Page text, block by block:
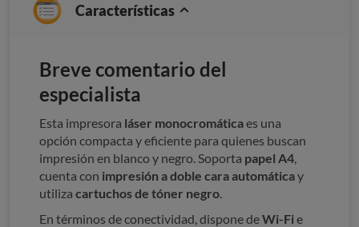
Características
Breve comentario del
especialista
Esta impresora láser monocromáticaes una
opción compacta y eficiente para quienes buscan
impresión en blanco y negro. Soporta papel A4,
cuenta con impresión a doble cara automáticay
utiliza cartuchos de tóner negro.
En términos de conectividad, dispone deWi-Fie